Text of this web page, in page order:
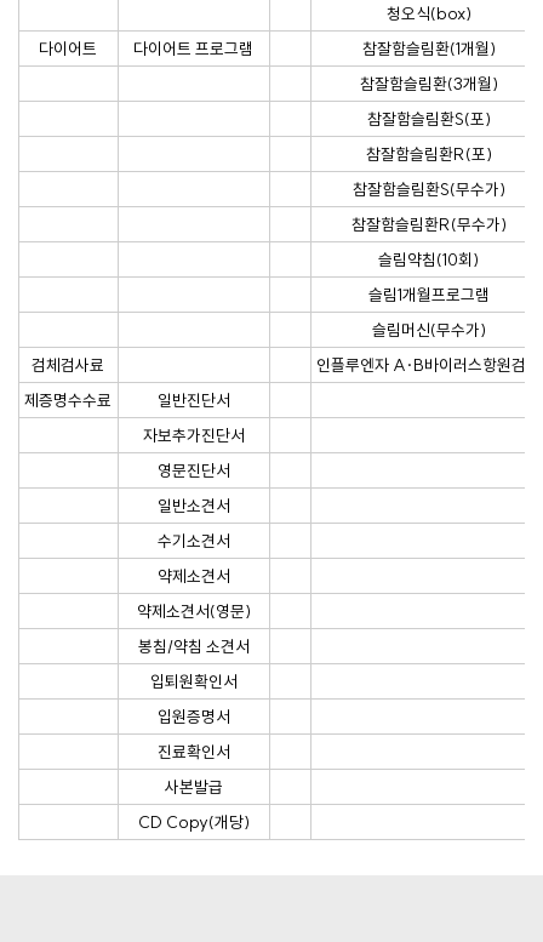
청오식(box)
다이어트
다이어트 프로그램
참잘함슬림환(1개월)
참잘함슬림환(3개월)
참잘함슬림환S(포)
참잘함슬림환R(포)
참잘함슬림환S(무수가)
참잘함슬림환R(무수가)
슬림약침(10회)
슬림1개월프로그램
슬림머신(무수가)
검체검사료
인플루엔자 A·B바이러스항원검사
제증명수수료
일반진단서
자보추가진단서
영문진단서
일반소견서
수기소견서
약제소견서
약제소견서(영문)
봉침/약침 소견서
입퇴원확인서
입원증명서
진료확인서
사본발급
CD Copy(개당)